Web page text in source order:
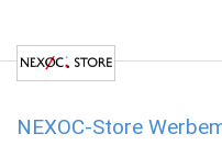
NEXOC-Store